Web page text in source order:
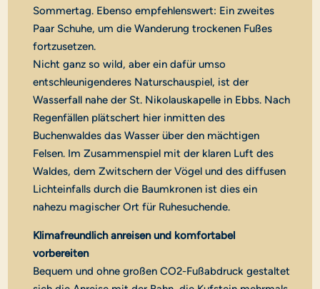
Sommertag. Ebenso empfehlenswert: Ein zweites
Paar Schuhe, um die Wanderung trockenen Fußes
fortzusetzen.
Nicht ganz so wild, aber ein dafür umso
entschleunigenderes Naturschauspiel, ist der
Wasserfall nahe der St. Nikolauskapelle in Ebbs. Nach
Regenfällen plätschert hier inmitten des
Buchenwaldes das Wasser über den mächtigen
Felsen. Im Zusammenspiel mit der klaren Luft des
Waldes, dem Zwitschern der Vögel und des diffusen
Lichteinfalls durch die Baumkronen ist dies ein
nahezu magischer Ort für Ruhesuchende.
Klimafreundlich anreisen und komfortabel
vorbereiten
Bequem und ohne großen CO2-Fußabdruck gestaltet